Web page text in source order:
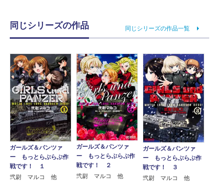
同じシリーズの作品 同じシリーズの作品一覧
ガールズ＆パンツァ
ー もっとらぶらぶ作
戦です！ １
弐尉 マルコ 他
ガールズ＆パンツァ
ー もっとらぶらぶ作
戦です！ ２
弐尉 マルコ 他
ガールズ＆パンツァ
ー もっとらぶらぶ作
戦です！ ３
弐尉 マルコ 他